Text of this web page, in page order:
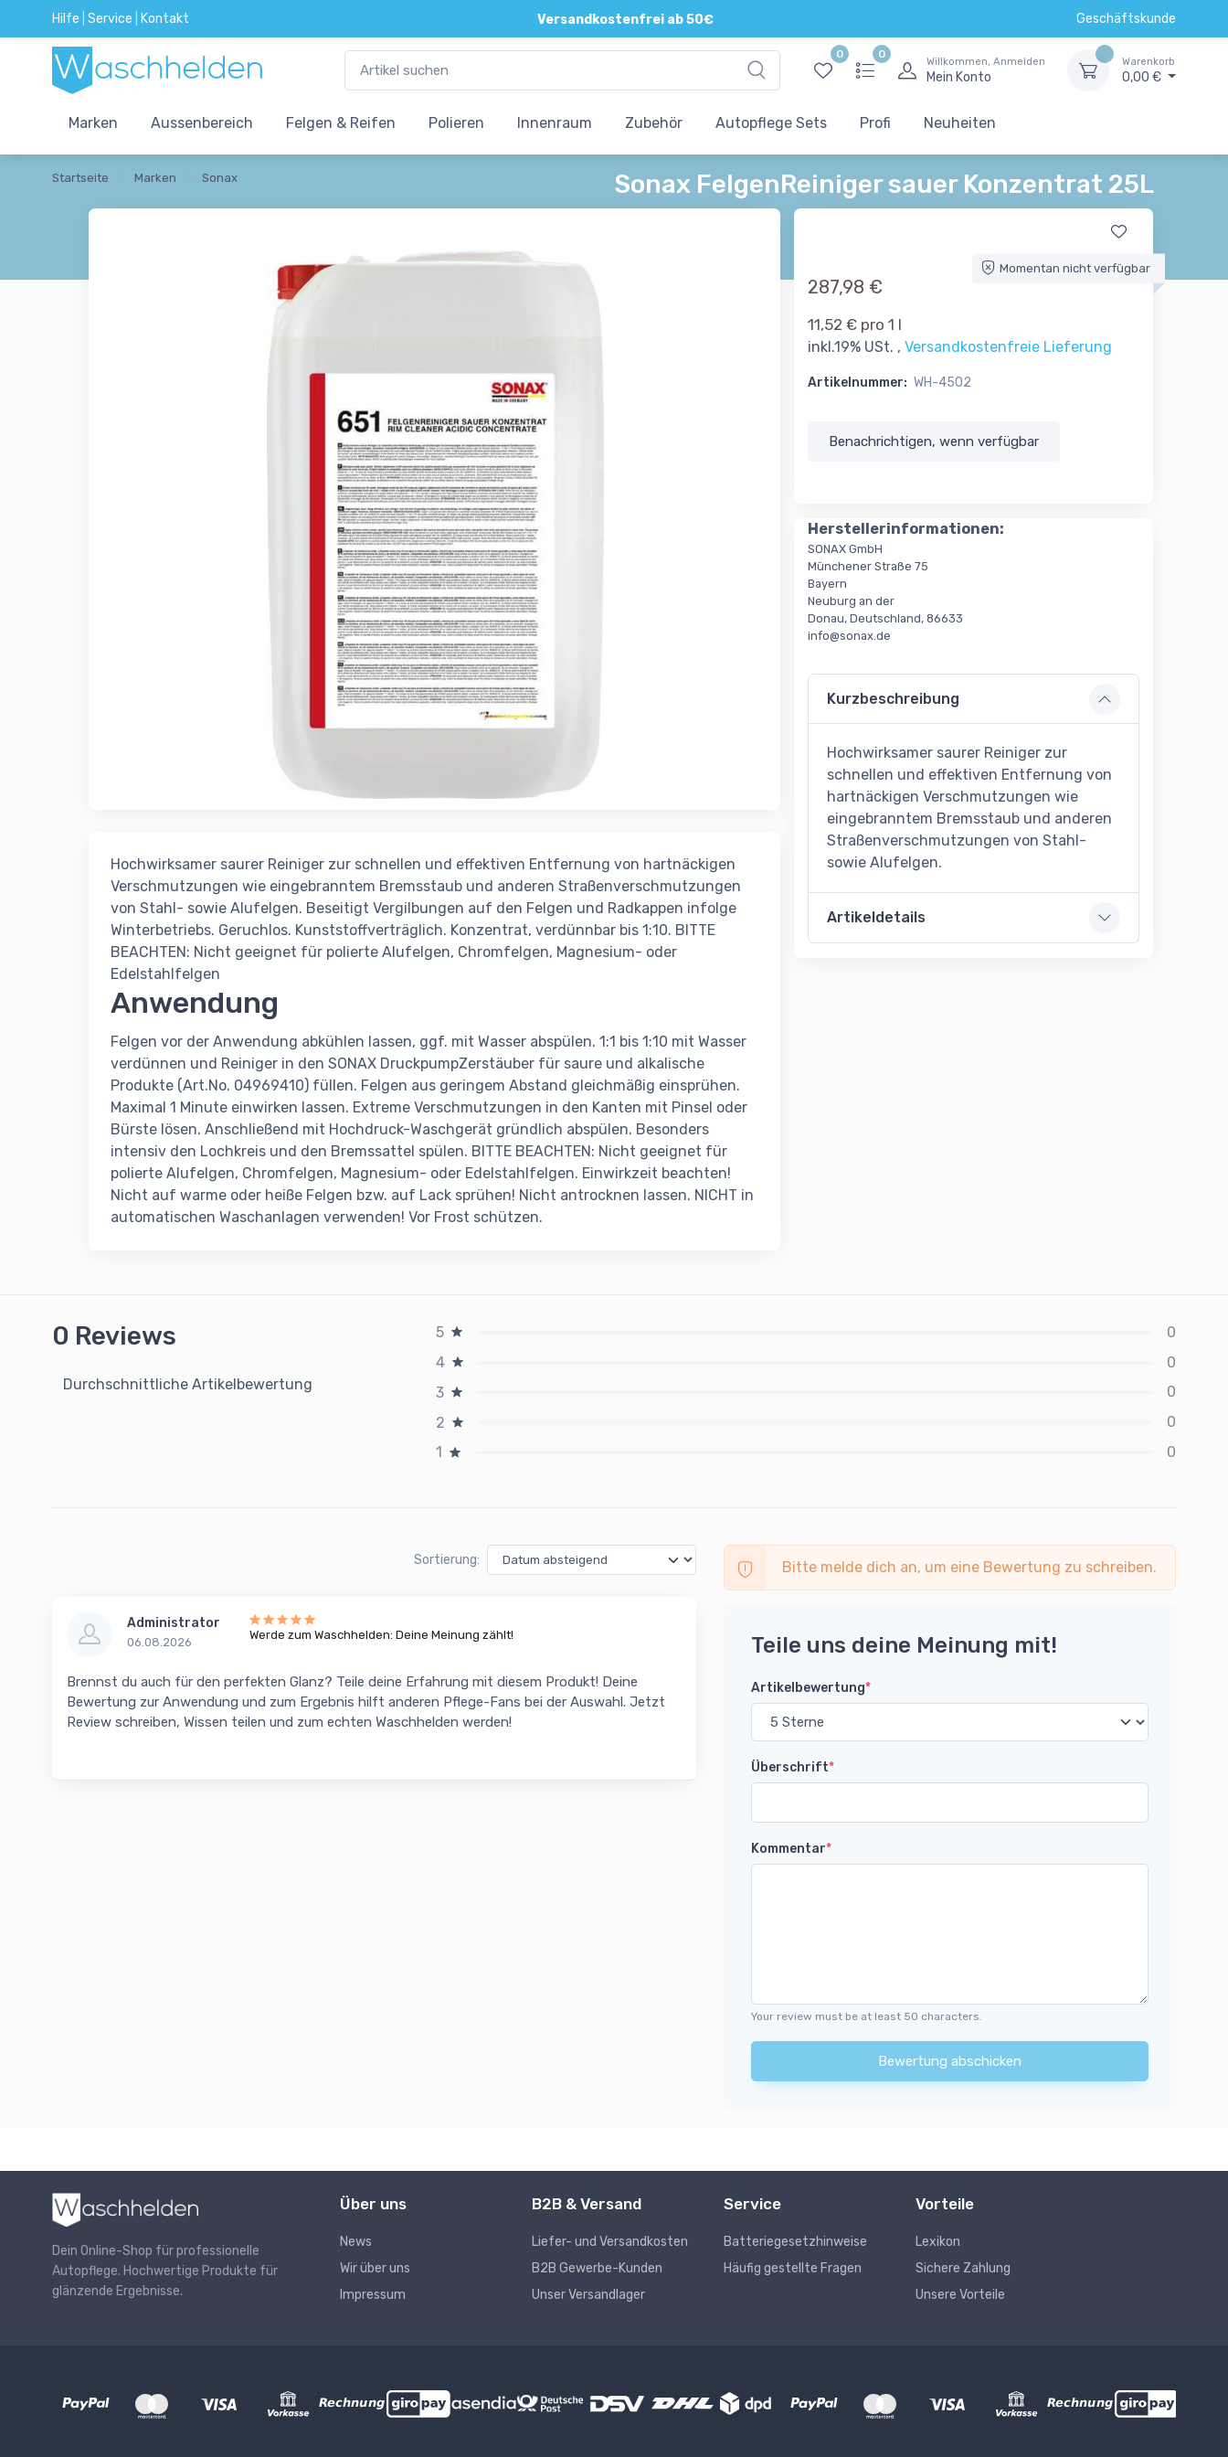
Hilfe Service Kontakt Versandkostenfrei ab 50€ Geschäftskunde
0 0
Willkommen, Anmelden
Mein Konto
Warenkorb
0,00 €
Marken Aussenbereich Felgen & Reifen Polieren Innenraum Zubehör Autopflege Sets Profi Neuheiten
Startseite Marken Sonax Sonax FelgenReiniger sauer Konzentrat 25L
Hochwirksamer saurer Reiniger zur schnellen und effektiven Entfernung von hartnäckigen
Verschmutzungen wie eingebranntem Bremsstaub und anderen Straßenverschmutzungen
von Stahl- sowie Alufelgen. Beseitigt Vergilbungen auf den Felgen und Radkappen infolge
Winterbetriebs. Geruchlos. Kunststoffverträglich. Konzentrat, verdünnbar bis 1:10. BITTE
BEACHTEN: Nicht geeignet für polierte Alufelgen, Chromfelgen, Magnesium- oder
Edelstahlfelgen
Anwendung
Felgen vor der Anwendung abkühlen lassen, ggf. mit Wasser abspülen. 1:1 bis 1:10 mit Wasser
verdünnen und Reiniger in den SONAX DruckpumpZerstäuber für saure und alkalische
Produkte (Art.No. 04969410) füllen. Felgen aus geringem Abstand gleichmäßig einsprühen.
Maximal 1 Minute einwirken lassen. Extreme Verschmutzungen in den Kanten mit Pinsel oder
Bürste lösen. Anschließend mit Hochdruck-Waschgerät gründlich abspülen. Besonders
intensiv den Lochkreis und den Bremssattel spülen. BITTE BEACHTEN: Nicht geeignet für
polierte Alufelgen, Chromfelgen, Magnesium- oder Edelstahlfelgen. Einwirkzeit beachten!
Nicht auf warme oder heiße Felgen bzw. auf Lack sprühen! Nicht antrocknen lassen. NICHT in
automatischen Waschanlagen verwenden! Vor Frost schützen.
Momentan nicht verfügbar
287,98 €
11,52 € pro 1 l
inkl.19% USt. , Versandkostenfreie Lieferung
Artikelnummer: WH-4502
Benachrichtigen, wenn verfügbar
Herstellerinformationen:
SONAX GmbH
Münchener Straße 75
Bayern
Neuburg an der
Donau, Deutschland, 86633
info@sonax.de
Kurzbeschreibung
Hochwirksamer saurer Reiniger zur
schnellen und effektiven Entfernung von
hartnäckigen Verschmutzungen wie
eingebranntem Bremsstaub und anderen
Straßenverschmutzungen von Stahl-
sowie Alufelgen.
Artikeldetails
0 Reviews
Durchschnittliche Artikelbewertung
5
0
4
0
3
0
2
0
1
0
Sortierung:
Administrator
06.08.2026
Werde zum Waschhelden: Deine Meinung zählt!
Brennst du auch für den perfekten Glanz? Teile deine Erfahrung mit diesem Produkt! Deine
Bewertung zur Anwendung und zum Ergebnis hilft anderen Pflege-Fans bei der Auswahl. Jetzt
Review schreiben, Wissen teilen und zum echten Waschhelden werden!
Bitte melde dich an, um eine Bewertung zu schreiben.
Teile uns deine Meinung mit!
Artikelbewertung*
Überschrift*
Kommentar*
Your review must be at least 50 characters.
Bewertung abschicken
Dein Online-Shop für professionelle
Autopflege. Hochwertige Produkte für
glänzende Ergebnisse.
Über uns
News
Wir über uns
Impressum
B2B & Versand
Liefer- und Versandkosten
B2B Gewerbe-Kunden
Unser Versandlager
Service
Batteriegesetzhinweise
Häufig gestellte Fragen
Vorteile
Lexikon
Sichere Zahlung
Unsere Vorteile